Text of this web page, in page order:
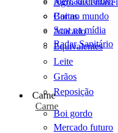
Agro sustentável
Cartas
Scot na mídia
Radar Sanitário
Boi no mundo
Atacado
Equivalentes
Leite
Grãos
Reposição
Carne
Carne
Boi gordo
Mercado futuro